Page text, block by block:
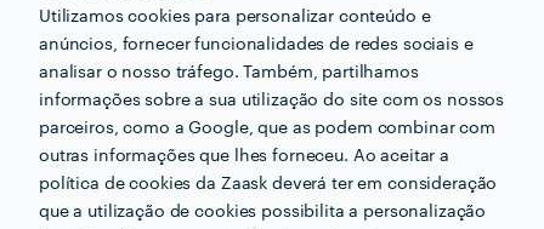
Utilizamos cookies para personalizar conteúdo e
anúncios, fornecer funcionalidades de redes sociais e
analisar o nosso tráfego. Também, partilhamos
informações sobre a sua utilização do site com os nossos
parceiros, como a Google, que as podem combinar com
outras informações que lhes forneceu. Ao aceitar a
política de cookies da Zaask deverá ter em consideração
que a utilização de cookies possibilita a personalização
Luis Borges
Trabalho realizado fora da plataforma
21 Jan 2019
Muito Práticos e Eficientes, só não dou 5 estrelas
porque chegaram um pouco depois da hora
combinada. De Resto Perfeito.